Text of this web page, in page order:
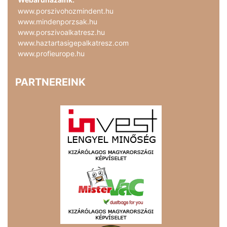
www.porszivohozmindent.hu
www.mindenporzsak.hu
www.porszivoalkatresz.hu
www.haztartasigepalkatresz.com
www.profieurope.hu
PARTNEREINK